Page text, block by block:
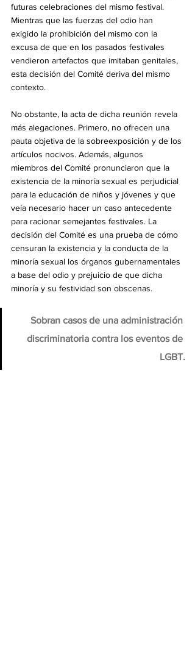
futuras celebraciones del mismo festival.
Mientras que las fuerzas del odio han
exigido la prohibición del mismo con la
excusa de que en los pasados festivales
vendieron artefactos que imitaban genitales,
esta decisión del Comité deriva del mismo
contexto.
No obstante, la acta de dicha reunión revela
más alegaciones. Primero, no ofrecen una
pauta objetiva de la sobreexposición y de los
artículos nocivos. Además, algunos
miembros del Comité pronunciaron que la
existencia de la minoría sexual es perjudicial
para la educación de niños y jóvenes y que
veía necesario hacer un caso antecedente
para racionar semejantes festivales. La
decisión del Comité es una prueba de cómo
censuran la existencia y la conducta de la
minoría sexual los órganos gubernamentales
a base del odio y prejuicio de que dicha
minoría y su festividad son obscenas.
Sobran casos de una administración
discriminatoria contra los eventos de
LGBT.